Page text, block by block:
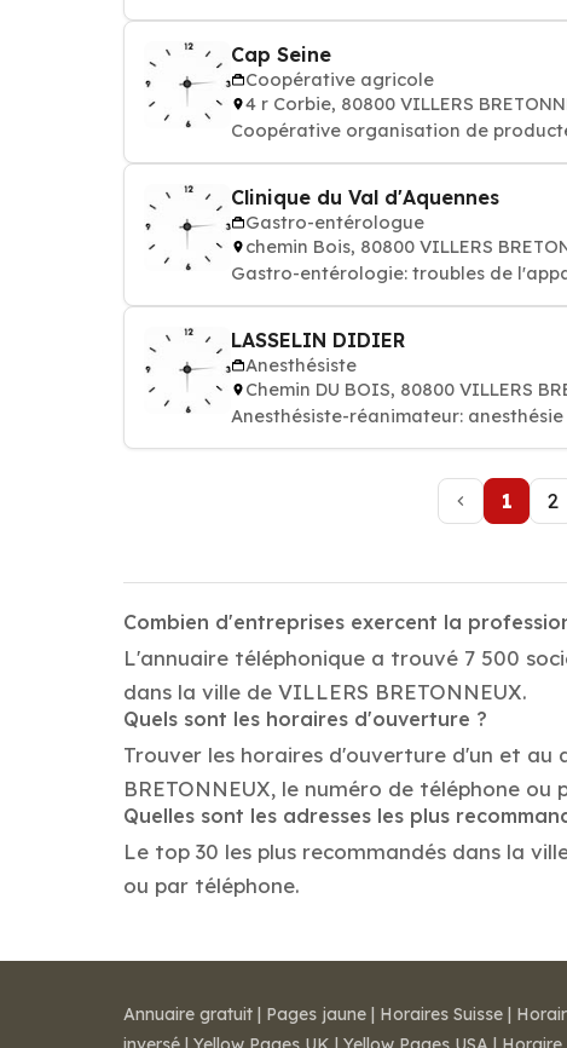
Cap Seine
Coopérative agricole
4 r Corbie, 80800 VILLERS
Coopérative organisation de
Clinique du Val d'Aquennes
Gastro-entérologue
chemin Bois, 80800 VILLERS
Gastro-entérologie: troubles de
LASSELIN DIDIER
Anesthésiste
Chemin DU BOIS, 80800 VILLERS
Anesthésiste-réanimateur:
1 2
Combien d'entreprises exercent la profession
L'annuaire téléphonique a trouvé 7 500
dans la ville de VILLERS BRETONNEUX.
Quels sont les horaires d'ouverture ?
Trouver les horaires d'ouverture d'un et au
BRETONNEUX, le numéro de téléphone ou
Quelles sont les adresses les plus
Le top 30 les plus recommandés dans la
ou par téléphone.
Annuaire gratuit | Pages jaune | Horaires Suisse |